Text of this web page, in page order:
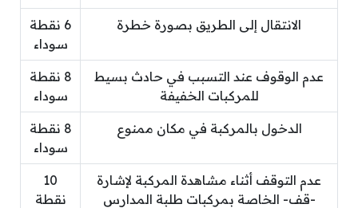
الانتقال إلى الطريق بصورة خطرة
6 نقطة
سوداء
عدم الوقوف عند التسبب في حادث بسيط
للمركبات الخفيفة
8 نقطة
سوداء
الدخول بالمركبة في مكان ممنوع
8 نقطة
سوداء
عدم التوقف أثناء مشاهدة المركبة لإشارة
-قف- الخاصة بمركبات طلبة المدارس
10
نقطة